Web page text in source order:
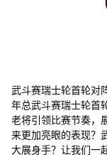
武斗赛瑞士轮首轮对
年总武斗赛瑞士轮首
老将引领比赛节奏，
来更加亮眼的表现？
大展身手？让我们一